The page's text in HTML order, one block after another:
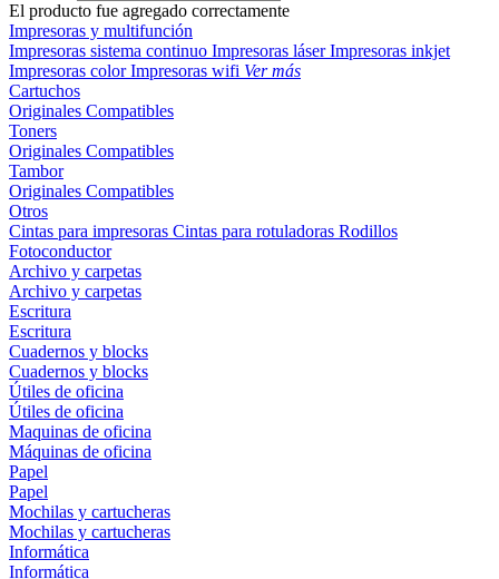
El producto fue agregado correctamente
Impresoras y multifunción
Impresoras sistema continuo Impresoras láserImpresoras inkjet
Impresoras colorImpresoras wifi Ver más
Cartuchos
Originales Compatibles
Toners
Originales Compatibles
Tambor
Originales Compatibles
Otros
Cintas para impresoras Cintas para rotuladoras Rodillos
Fotoconductor
Archivo y carpetas
Archivo y carpetas
Escritura
Escritura
Cuadernos y blocks
Cuadernos y blocks
Útiles de oficina
Útiles de oficina
Maquinas de oficina
Máquinas de oficina
Papel
Papel
Mochilas y cartucheras
Mochilas y cartucheras
Informática
Informática